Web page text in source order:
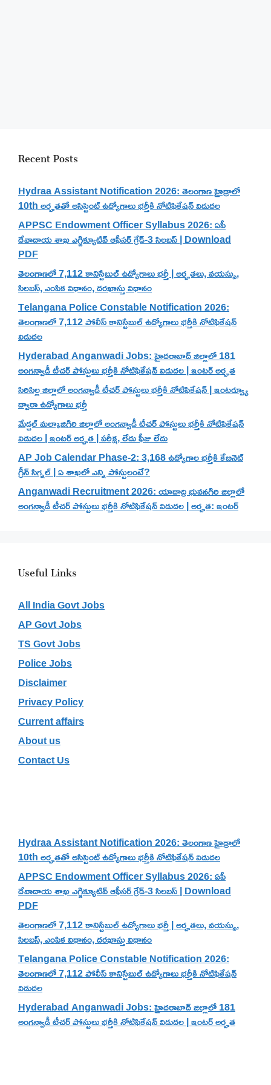
Recent Posts
Hydraa Assistant Notification 2026: తెలంగాణ హైడ్రాలో
10th అర్హతతో అసిస్టెంట్ ఉద్యోగాలు భర్తీకి నోటిఫికేషన్ విడుదల
APPSC Endowment Officer Syllabus 2026: ఏపీ
దేవాదాయ శాఖ ఎగ్జిక్యూటివ్ ఆఫీసర్ గ్రేడ్-3 సిలబస్ | Download
PDF
తెలంగాణలో 7,112 కానిస్టేబుల్ ఉద్యోగాలు భర్తీ | అర్హతలు, వయస్సు,
సిలబస్, ఎంపిక విధానం, దరఖాస్తు విధానం
Telangana Police Constable Notification 2026:
తెలంగాణలో 7,112 పోలీస్ కానిస్టేబుల్ ఉద్యోగాలు భర్తీకి నోటిఫికేషన్
విడుదల
Hyderabad Anganwadi Jobs: హైదరాబాద్ జిల్లాలో 181
అంగన్వాడీ టీచర్ పోస్టులు భర్తీకి నోటిఫికేషన్ విడుదల | ఇంటర్ అర్హత
సిరిసిల్ల జిల్లాలో అంగన్వాడీ టీచర్ పోస్టులు భర్తీకి నోటిఫికేషన్ | ఇంటర్వ్యూ
ద్వారా ఉద్యోగాలు భర్తీ
మేడ్చల్ మల్కాజిగిరి జిల్లాలో అంగన్వాడీ టీచర్ పోస్టులు భర్తీకి నోటిఫికేషన్
విడుదల | ఇంటర్ అర్హత | పరీక్ష, లేదు ఫీజు లేదు
AP Job Calendar Phase-2: 3,168 ఉద్యోగాల భర్తీకి కేబినెట్
గ్రీన్ సిగ్నల్ | ఏ శాఖలో ఎన్ని పోస్టులంటే?
Anganwadi Recruitment 2026: యాదాద్రి భువనగిరి జిల్లాలో
అంగన్వాడీ టీచర్ పోస్టులు భర్తీకి నోటిఫికేషన్ విడుదల | అర్హత: ఇంటర్
Useful Links
All India Govt Jobs
AP Govt Jobs
TS Govt Jobs
Police Jobs
Disclaimer
Privacy Policy
Current affairs
About us
Contact Us
Hydraa Assistant Notification 2026: తెలంగాణ హైడ్రాలో
10th అర్హతతో అసిస్టెంట్ ఉద్యోగాలు భర్తీకి నోటిఫికేషన్ విడుదల
APPSC Endowment Officer Syllabus 2026: ఏపీ
దేవాదాయ శాఖ ఎగ్జిక్యూటివ్ ఆఫీసర్ గ్రేడ్-3 సిలబస్ | Download
PDF
తెలంగాణలో 7,112 కానిస్టేబుల్ ఉద్యోగాలు భర్తీ | అర్హతలు, వయస్సు,
సిలబస్, ఎంపిక విధానం, దరఖాస్తు విధానం
Telangana Police Constable Notification 2026:
తెలంగాణలో 7,112 పోలీస్ కానిస్టేబుల్ ఉద్యోగాలు భర్తీకి నోటిఫికేషన్
విడుదల
Hyderabad Anganwadi Jobs: హైదరాబాద్ జిల్లాలో 181
అంగన్వాడీ టీచర్ పోస్టులు భర్తీకి నోటిఫికేషన్ విడుదల | ఇంటర్ అర్హత